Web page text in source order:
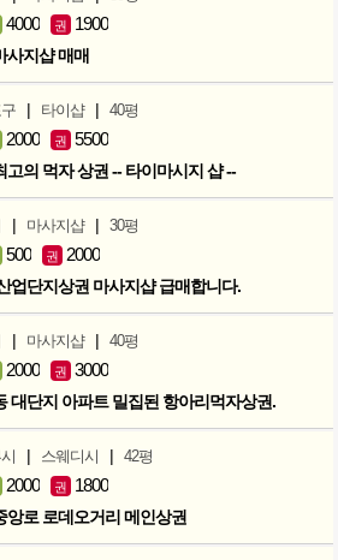
4000 권 1900
사지샵 매매
| 타이샵 | 40평
2000 권 5500
고의 먹자 상권 -- 타이마시지 샵 --
| 마사지샵 | 30평
500 권 2000
업단지상권 마사지샵 급매합니다.
| 마사지샵 | 40평
2000 권 3000
대단지 아파트 밀집된 항아리먹자상권.
| 스웨디시 | 42평
2000 권 1800
앙로 로데오거리 메인상권